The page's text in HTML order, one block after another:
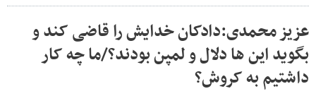
عزیز محمدی:دادکان خدایش را قاضی کند و
بگوید این ها دلال و لمپن بودند؟/ما چه کار
داشتیم به کروش؟